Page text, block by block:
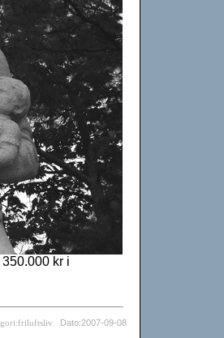
kr i
Dato:2007-09-08